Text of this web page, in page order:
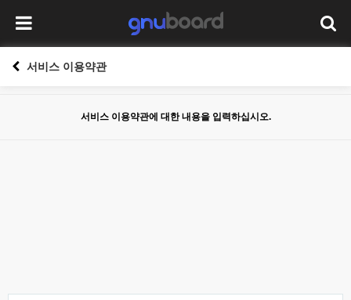
서비스 이용약관
서비스 이용약관에 대한 내용을 입력하십시오.